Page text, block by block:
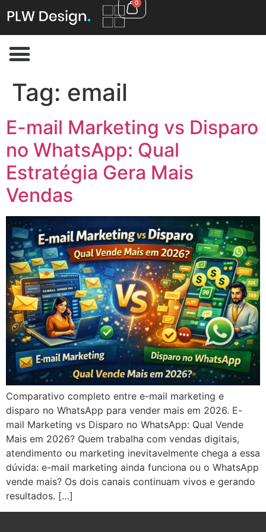
0
Tag: email
E-mail Marketing vs Disparo
no WhatsApp: Qual
Estratégia Gera Mais
Vendas
Comparativo completo entre e-mail marketing e
disparo no WhatsApp para vender mais em 2026. E-
mail Marketing vs Disparo no WhatsApp: Qual Vende
Mais em 2026? Quem trabalha com vendas digitais,
atendimento ou marketing inevitavelmente chega a essa
dúvida: e-mail marketing ainda funciona ou o WhatsApp
vende mais? Os dois canais continuam vivos e gerando
resultados. […]